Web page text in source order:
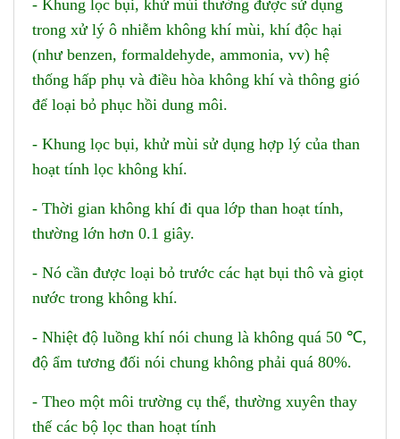
- Khung lọc bụi, khử mùi thường được sử dụng
trong xử lý ô nhiễm không khí mùi, khí độc hại
(như benzen, formaldehyde, ammonia, vv) hệ
thống hấp phụ và điều hòa không khí và thông gió
để loại bỏ phục hồi dung môi.
- Khung lọc bụi, khử mùi sử dụng hợp lý của than
hoạt tính lọc không khí.
- Thời gian không khí đi qua lớp than hoạt tính,
thường lớn hơn 0.1 giây.
- Nó cần được loại bỏ trước các hạt bụi thô và giọt
nước trong không khí.
- Nhiệt độ luồng khí nói chung là không quá 50 ℃,
độ ẩm tương đối nói chung không phải quá 80%.
- Theo một môi trường cụ thể, thường xuyên thay
thế các bộ lọc than hoạt tính